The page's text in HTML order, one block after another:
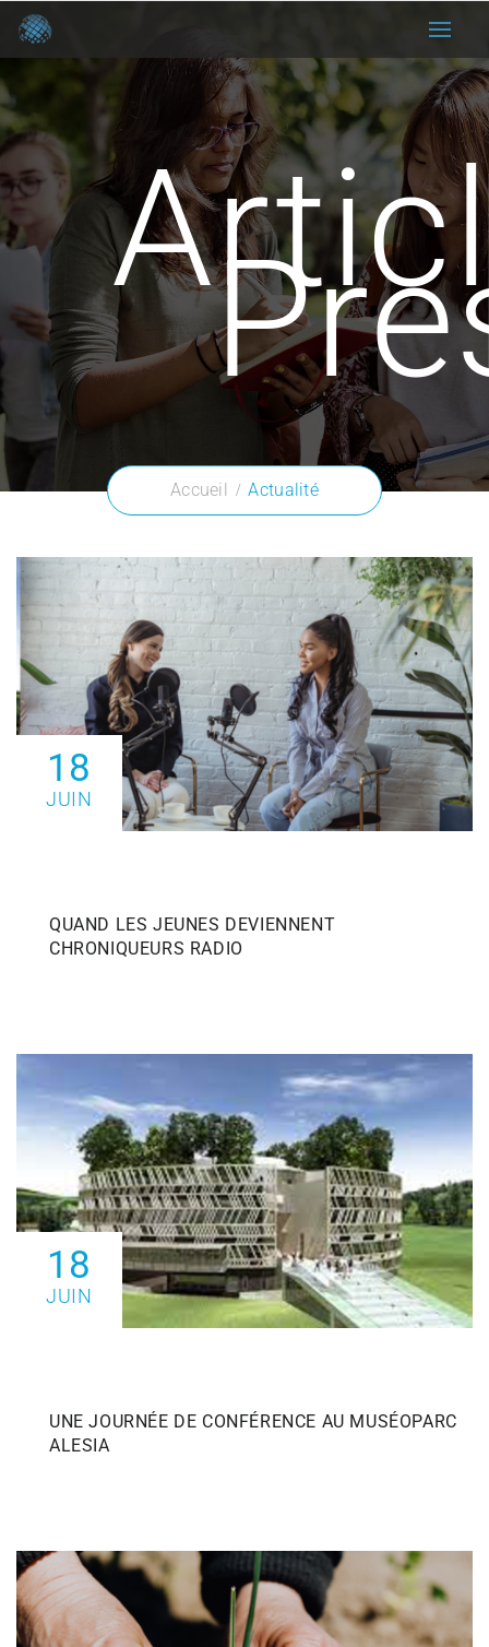
Accueil Actualité
18
JUIN
QUAND LES JEUNES DEVIENNENT
CHRONIQUEURS RADIO
18
JUIN
UNE JOURNÉE DE CONFÉRENCE AU MUSÉOPARC
ALESIA